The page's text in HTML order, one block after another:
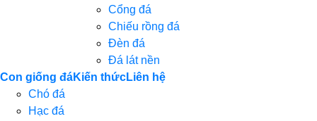
Cổng đá
Chiếu rồng đá
Đèn đá
Đá lát nền
Con giống đá
Chó đá
Hạc đá
Kiến thứcLiên hệ